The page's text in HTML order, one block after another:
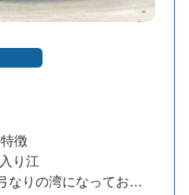
ような体験ができま
に最適：波が穏やかで
、初心者から上級者ま
グを楽しむことができ
徴
り江
なりの湾になってお